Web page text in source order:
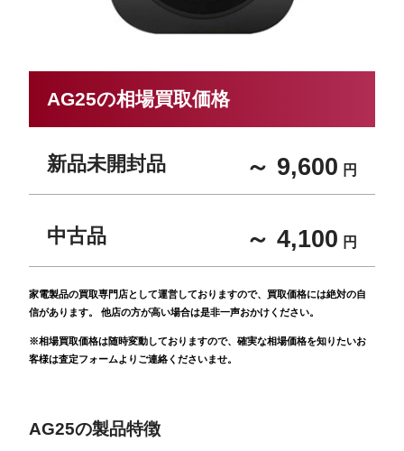
AG25の相場買取価格
新品未開封品 ～ 9,600 円
中古品 ～ 4,100 円
家電製品の買取専門店として運営しておりますので、買取価格には絶対の自
信があります。 他店の方が高い場合は是非一声おかけください。
※相場買取価格は随時変動しておりますので、確実な相場価格を知りたいお
客様は査定フォームよりご連絡くださいませ。
AG25の製品特徴